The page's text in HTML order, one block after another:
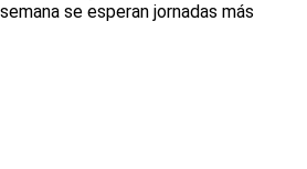
se esperan jornadas más